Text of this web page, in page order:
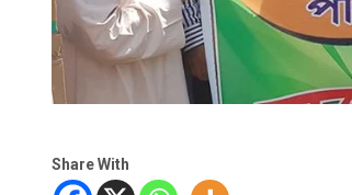
Share With